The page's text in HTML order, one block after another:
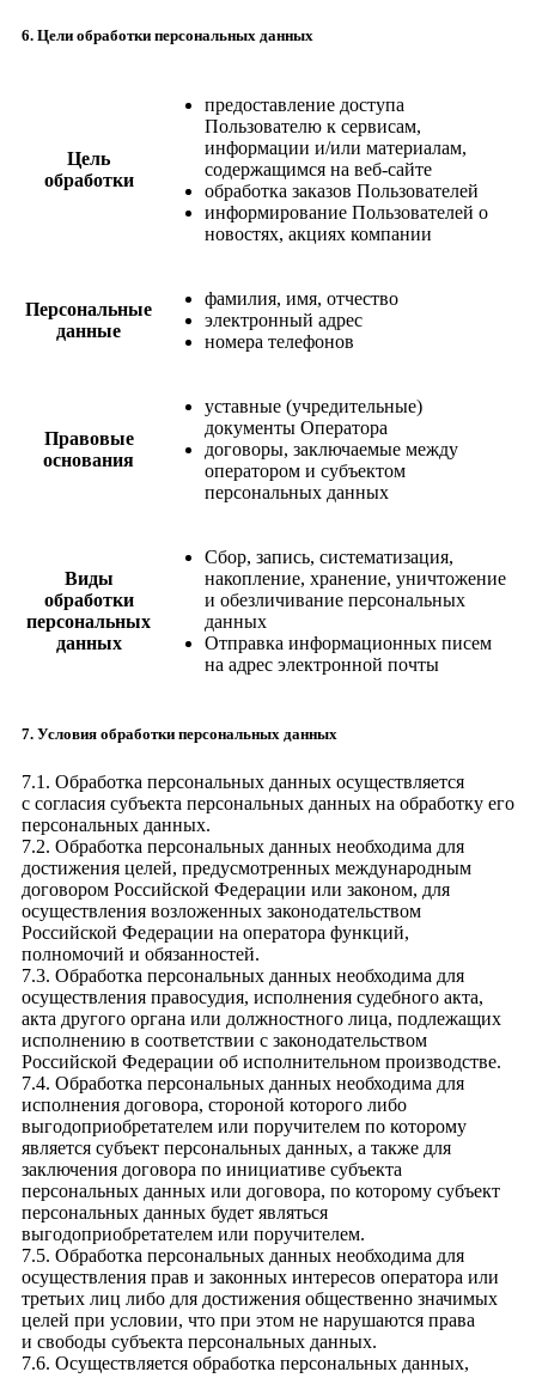
6. Цели обработки персональных данных
Цель
обработки
предоставление доступа
Пользователю к сервисам,
информации и/или материалам,
содержащимся на веб-сайте
обработка заказов Пользователей
информирование Пользователей о
новостях, акциях компании
Персональные
данные
фамилия, имя, отчество
электронный адрес
номера телефонов
Правовые
основания
уставные (учредительные)
документы Оператора
договоры, заключаемые между
оператором и субъектом
персональных данных
Виды
обработки
персональных
данных
Сбор, запись, систематизация,
накопление, хранение, уничтожение
и обезличивание персональных
данных
Отправка информационных писем
на адрес электронной почты
7. Условия обработки персональных данных
7.1. Обработка персональных данных осуществляется
с согласия субъекта персональных данных на обработку его
персональных данных.
7.2. Обработка персональных данных необходима для
достижения целей, предусмотренных международным
договором Российской Федерации или законом, для
осуществления возложенных законодательством
Российской Федерации на оператора функций,
полномочий и обязанностей.
7.3. Обработка персональных данных необходима для
осуществления правосудия, исполнения судебного акта,
акта другого органа или должностного лица, подлежащих
исполнению в соответствии с законодательством
Российской Федерации об исполнительном производстве.
7.4. Обработка персональных данных необходима для
исполнения договора, стороной которого либо
выгодоприобретателем или поручителем по которому
является субъект персональных данных, а также для
заключения договора по инициативе субъекта
персональных данных или договора, по которому субъект
персональных данных будет являться
выгодоприобретателем или поручителем.
7.5. Обработка персональных данных необходима для
осуществления прав и законных интересов оператора или
третьих лиц либо для достижения общественно значимых
целей при условии, что при этом не нарушаются права
и свободы субъекта персональных данных.
7.6. Осуществляется обработка персональных данных,